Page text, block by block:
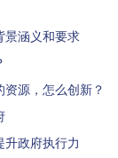
景涵义和要求
源，怎么创新？
政府执行力